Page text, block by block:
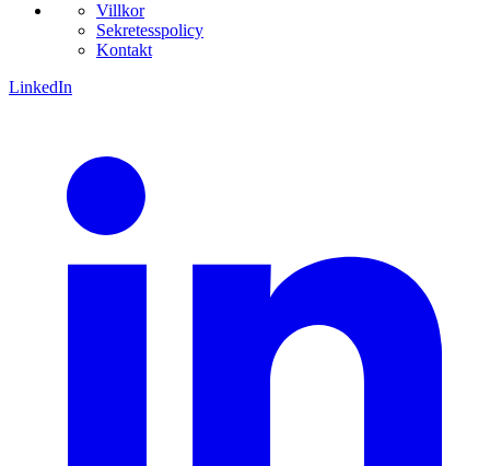
Villkor
Sekretesspolicy
Kontakt
LinkedIn